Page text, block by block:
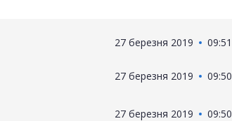
27 березня 2019 09:51
27 березня 2019 09:50
27 березня 2019 09:50